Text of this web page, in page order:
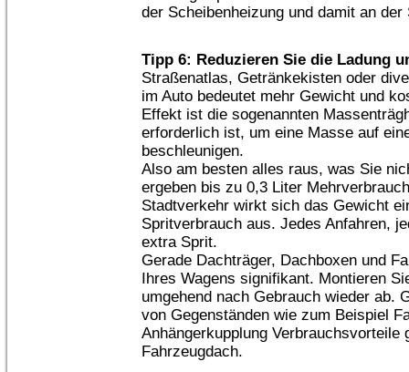
der Scheibenheizung und damit an der
Tipp 6: Reduzieren Sie die Ladung
Straßenatlas, Getränkekisten oder
im Auto bedeutet mehr Gewicht und
Effekt ist die sogenannten
erforderlich ist, um eine Masse auf
beschleunigen.
Also am besten alles raus, was Sie
ergeben bis zu 0,3 Liter
Stadtverkehr wirkt sich das Gewicht
Spritverbrauch aus. Jedes Anfahren,
extra Sprit.
Gerade Dachträger, Dachboxen und
Ihres Wagens signifikant. Montieren
umgehend nach Gebrauch wieder ab.
von Gegenständen wie zum Beispiel
Anhängerkupplung Verbrauchsvorteile
Fahrzeugdach.